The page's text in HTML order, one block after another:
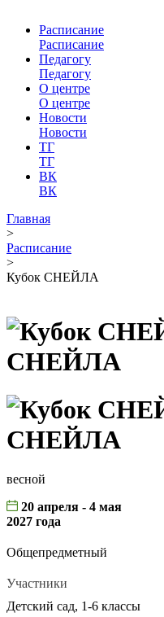
Расписание
Расписание
Педагогу
Педагогу
О центре
О центре
Новости
Новости
ТГ
ТГ
ВК
ВК
Главная
>
Расписание
>
Кубок СНЕЙЛА
СНЕЙЛА
СНЕЙЛА
весной
20 апреля - 4 мая
2027 года
Общепредметный
Участники
Детский сад, 1-6 классы